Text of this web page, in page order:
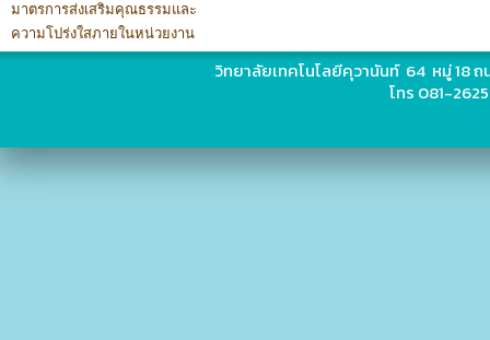
มาตรการส่งเสริมคุณธรรมและ
ความโปร่งใสภายในหน่วยงาน
วิทยาลัยเทคโนโลยีคุวานันท์ 64 หมู่ 18
โทร 081-